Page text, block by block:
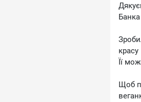
красу
Її
Щоб